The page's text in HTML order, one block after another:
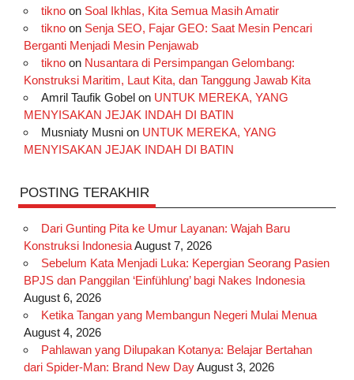
b
o
k
a
r
a
m
o
k
e
e
s
e
I
n
t
r
u
e
tiknoon Soal Ikhlas, Kita Semua Masih Amatir
tiknoon Senja SEO, Fajar GEO: Saat Mesin Pencari
Berganti Menjadi Mesin Penjawab
tiknoon Nusantara di Persimpangan Gelombang:
Konstruksi Maritim, Laut Kita, dan Tanggung Jawab Kita
Amril Taufik Gobelon UNTUK MEREKA, YANG
MENYISAKAN JEJAK INDAH DI BATIN
Musniaty Musnion UNTUK MEREKA, YANG
MENYISAKAN JEJAK INDAH DI BATIN
POSTING TERAKHIR
Dari Gunting Pita ke Umur Layanan: Wajah Baru
Konstruksi IndonesiaAugust 7, 2026
Sebelum Kata Menjadi Luka: Kepergian Seorang Pasien
BPJS dan Panggilan ‘Einfühlung’ bagi Nakes Indonesia
August 6, 2026
Ketika Tangan yang Membangun Negeri Mulai Menua
August 4, 2026
Pahlawan yang Dilupakan Kotanya: Belajar Bertahan
dari Spider-Man: Brand New DayAugust 3, 2026